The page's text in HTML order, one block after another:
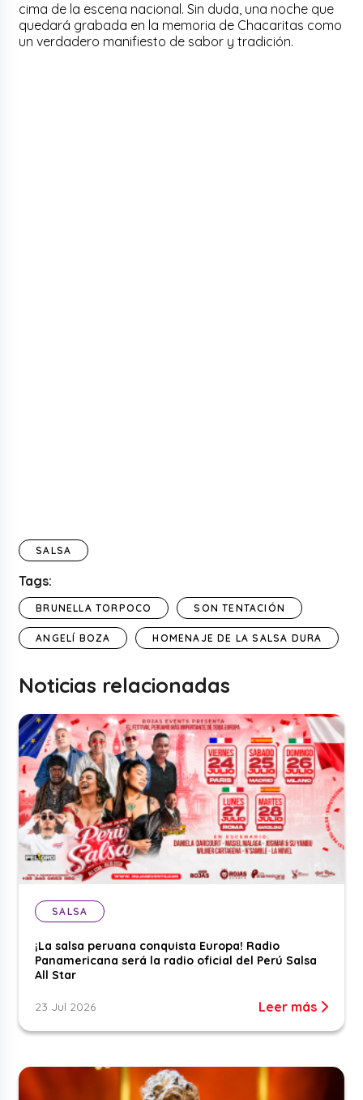
cima de la escena nacional. Sin duda, una noche que
quedará grabada en la memoria de Chacaritas como
un verdadero manifiesto de sabor y tradición.
SALSA
Tags:
BRUNELLA TORPOCO SON TENTACIÓN
ANGELÍ BOZA HOMENAJE DE LA SALSA DURA
Noticias relacionadas
SALSA
¡La salsa peruana conquista Europa! Radio
Panamericana será la radio oficial del Perú Salsa
All Star
23 Jul 2026 Leer más